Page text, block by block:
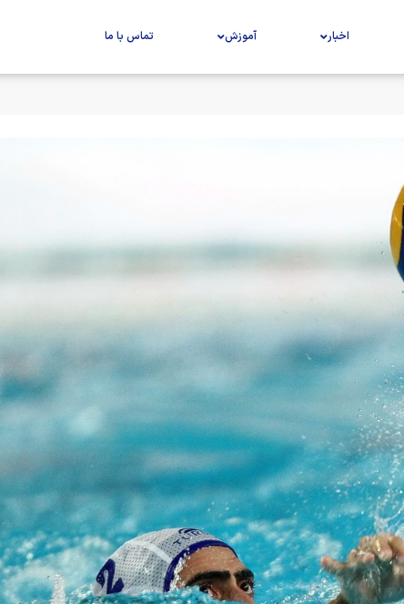
اخبار آموزش تماس با ما